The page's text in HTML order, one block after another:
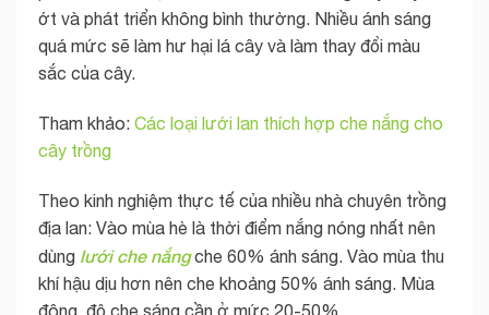
ớt và phát triển không bình thường. Nhiều ánh sáng
quá mức sẽ làm hư hại lá cây và làm thay đổi màu
sắc của cây.
Tham khảo: Các loại lưới lan thích hợp che nắng cho
cây trồng
Theo kinh nghiệm thực tế của nhiều nhà chuyên trồng
địa lan: Vào mùa hè là thời điểm nắng nóng nhất nên
dùng lưới che nắngche 60% ánh sáng. Vào mùa thu
khí hậu dịu hơn nên che khoảng 50% ánh sáng. Mùa
đông, độ che sáng cần ở mức 20-50%.